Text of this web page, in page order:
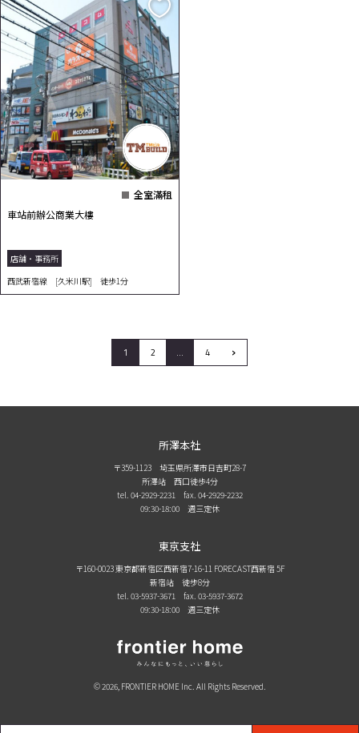
全室滿租
車站前辦公商業大樓
店舗・事務所
西武新宿線 [久米川駅] 徒歩1分
1 2 … 4 ›
所澤本社
〒359-1123 埼玉県所澤市日吉町28-7
所澤站 西口徒歩4分
tel. 04-2929-2231fax. 04-2929-2232
09:30-18:00 週三定休
東京支社
〒160-0023 東京都新宿区西新宿7-16-11 FORECAST西新宿 5F
新宿站 徒步8分
tel. 03-5937-3671fax. 03-5937-3672
09:30-18:00 週三定休
© 2026, FRONTIER HOME Inc. All Rights Reserved.